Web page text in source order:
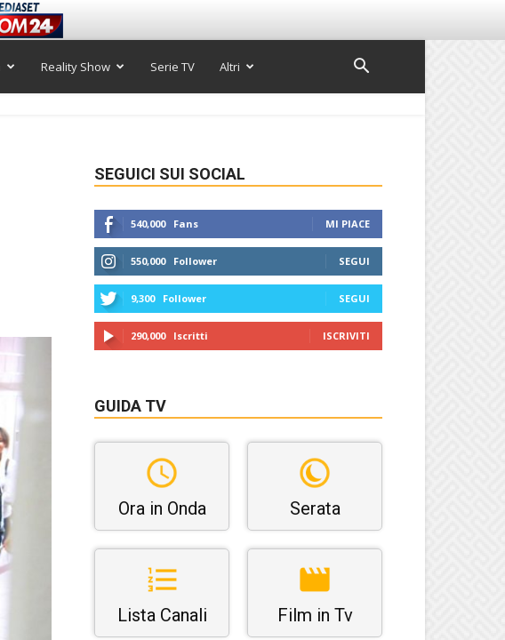
Reality Show Serie TV Altri
SEGUICI SUI SOCIAL
540,000 Fans MI PIACE
550,000 Follower SEGUI
9,300 Follower SEGUI
290,000 Iscritti ISCRIVITI
GUIDA TV
Ora in Onda Serata
Lista Canali Film in Tv